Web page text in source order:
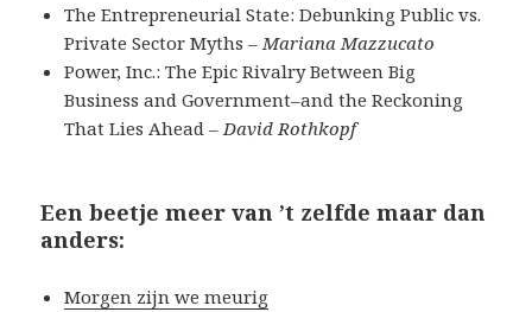
The Entrepreneurial State: Debunking Public vs.
Private Sector Myths –Mariana Mazzucato
Power, Inc.: The Epic Rivalry Between Big
Business and Government–and the Reckoning
That Lies Ahead –David Rothkopf
Een beetje meer van ’t zelfde maar dan
anders:
Morgen zijn we meurig